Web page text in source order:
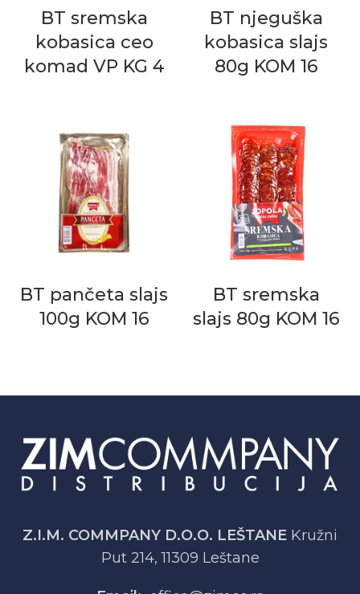
BT sremska
kobasica ceo
komad VP KG 4
BT njeguška
kobasica slajs
80g KOM 16
BT pančeta slajs
100g KOM 16
BT sremska
slajs 80g KOM 16
Z.I.M. COMMPANY D.O.O. LEŠTANE Kružni
Put 214, 11309 Leštane